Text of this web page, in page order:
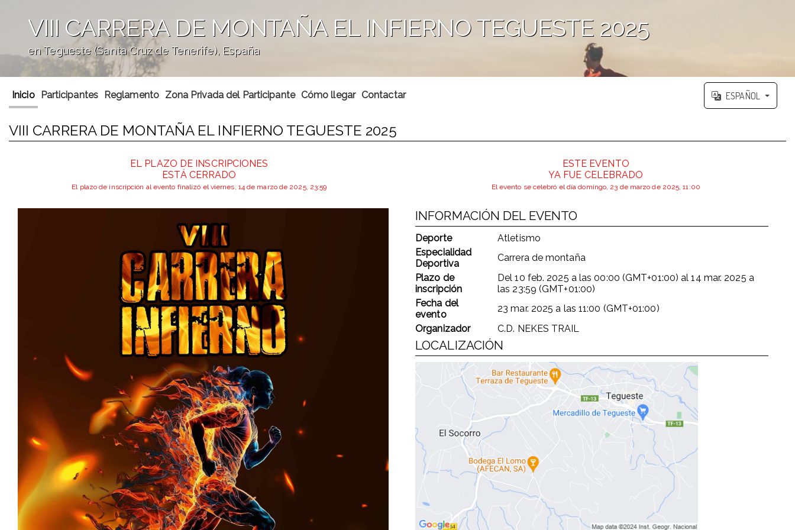
VIII CARRERA DE MONTAÑA EL INFIERNO TEGUESTE 2025
en Tegueste (Santa Cruz de Tenerife), España
Inicio Participantes Reglamento Zona Privada del Participante Cómo llegar Contactar ESPAÑOL
VIII CARRERA DE MONTAÑA EL INFIERNO TEGUESTE 2025
EL PLAZO DE INSCRIPCIONES
ESTÁ CERRADO
El plazo de inscripción al evento finalizó el viernes, 14 de marzo de 2025, 23:59
ESTE EVENTO
YA FUE CELEBRADO
El evento se celebró el día domingo, 23 de marzo de 2025, 11:00
INFORMACIÓN DEL EVENTO
Deporte
Atletismo
Especialidad
Deportiva
Carrera de montaña
Plazo de
inscripción
Del10 feb. 2025 a las00:00 (GMT+01:00) al14 mar. 2025 a
las 23:59 (GMT+01:00)
Fecha del
evento
23 mar. 2025 a las 11:00 (GMT+01:00)
Organizador
C.D. NEKES TRAIL
LOCALIZACIÓN